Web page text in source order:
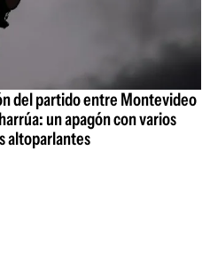
del partido entre Montevideo
un apagón con varios
altoparlantes